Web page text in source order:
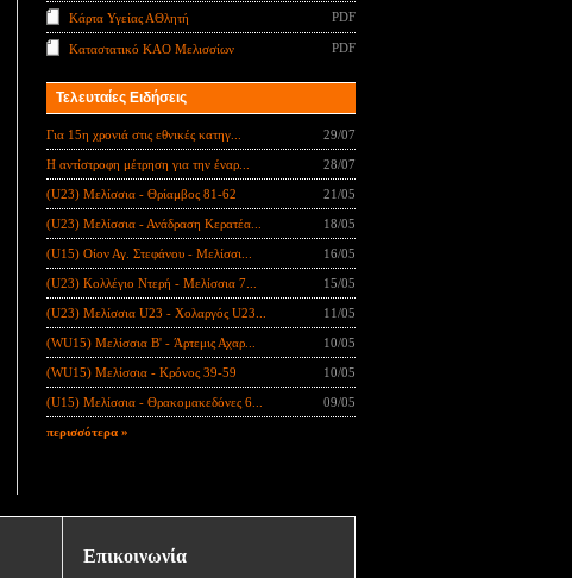
Κάρτα Υγείας ΑΘλητή PDF
Καταστατικό ΚΑΟ Μελισσίων PDF
Τελευταίες Ειδήσεις
Για 15η χρονιά στις εθνικές κατηγ... 29/07
Η αντίστροφη μέτρηση για την έναρ... 28/07
(U23) Μελίσσια - Θρίαμβος 81-62 21/05
(U23) Μελίσσια - Ανάδραση Κερατέα... 18/05
(U15) Οίον Αγ. Στεφάνου - Μελίσσι... 16/05
(U23) Κολλέγιο Ντερή - Μελίσσια 7... 15/05
(U23) Μελίσσια U23 - Χολαργός U23... 11/05
(WU15) Μελίσσια B' - Άρτεμις Αχαρ... 10/05
(WU15) Μελίσσια - Κρόνος 39-59 10/05
(U15) Μελίσσια - Θρακομακεδόνες 6... 09/05
περισσότερα »
Επικοινωνία